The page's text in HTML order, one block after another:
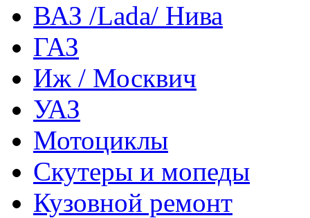
ВАЗ /Lada/ Нива
ГАЗ
Иж / Москвич
УАЗ
Мотоциклы
Скутеры и мопеды
Кузовной ремонт